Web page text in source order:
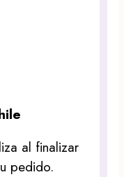
al finalizar
pedido.